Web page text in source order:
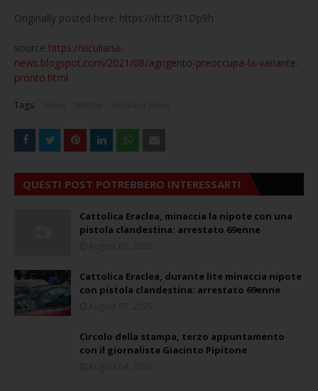
Originally posted here: https://ift.tt/3t1Dp9h
source https://siculiana-
news.blogspot.com/2021/08/agrigento-preoccupa-la-variante-
pronto.html
Tags:
QUESTI POST POTREBBERO INTERESSARTI
Cattolica Eraclea, minaccia la nipote con una
pistola clandestina: arrestato 69enne
Cattolica Eraclea, durante lite minaccia nipote
con pistola clandestina: arrestato 69enne
Circolo della stampa, terzo appuntamento
con il giornalista Giacinto Pipitone